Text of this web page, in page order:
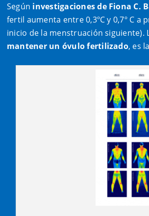
Según investigaciones de Fiona C.
fertil aumenta entre 0,3ºC y 0,7º C a
inicio de la menstruación siguiente).
mantener un óvulo fertilizado, es